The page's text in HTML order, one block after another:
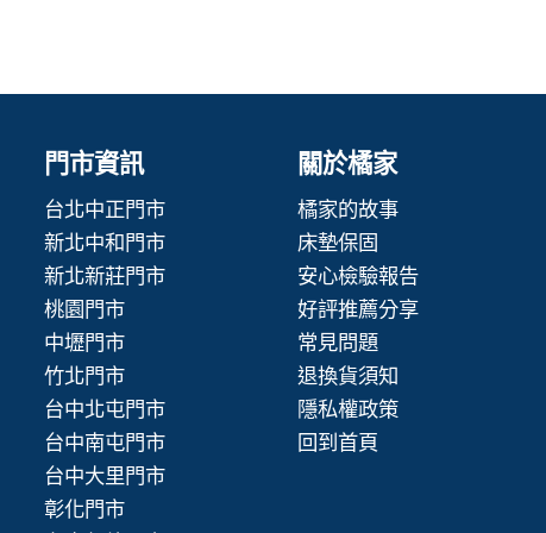
門市資訊
台北中正門市
新北中和門市
新北新莊門市
桃園門市
中壢門市
竹北門市
台中北屯門市
台中南屯門市
台中大里門市
彰化門市
關於橘家
橘家的故事
床墊保固
安心檢驗報告
好評推薦分享
常見問題
退換貨須知
隱私權政策
回到首頁